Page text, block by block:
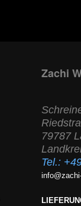
Zachi
79787
Tel.: